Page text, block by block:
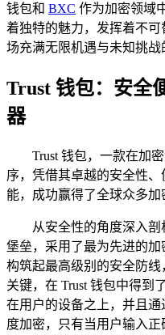
钱包和 BXC 作为加密领域
着独特的魅力，发挥着不
场充满无限机遇与未知挑战
Trust 钱包：安全
器
Trust 钱包，一款在加
序，凭借其卓越的安全性
能，成功赢得了全球众多加
从安全性的角度深入剖
堡垒，采用了最为先进的
构筑起最高级别的安全防
关键，在 Trust 钱包中得到
在用户的设备之上，并且
度加密，只有当用户输入